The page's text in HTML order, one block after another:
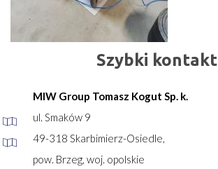
Szybki kontakt
MIW Group Tomasz Kogut Sp. k.
ul. Smaków 9
49-318 Skarbimierz-Osiedle,
pow. Brzeg, woj. opolskie